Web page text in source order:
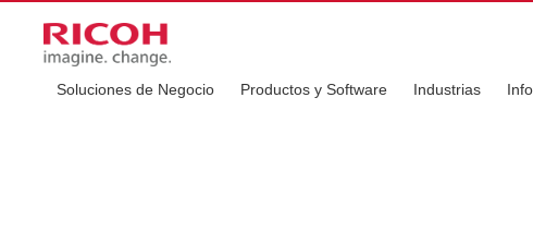
Soluciones de Negocio Productos y Software Industrias